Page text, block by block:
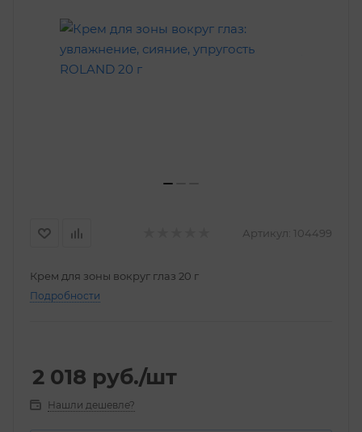
Артикул: 104499
Крем для зоны вокруг глаз 20 г
Подробности
2 018 руб./шт
Нашли дешевле?